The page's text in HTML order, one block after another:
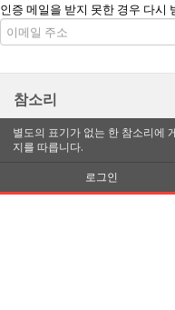
인증 메일을 받지 못한 경우 다시
참소리
별도의 표기가 없는 한 참소리에
지를 따릅니다.
로그인